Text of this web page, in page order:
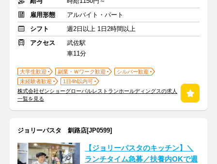
雇用形態
アルバイト・パート
シフト
週2日以上 1日2時間以上
アクセス
武佐駅
車11分
大学生歓迎 副業・Ｗワーク歓迎
シルバー歓迎
未経験者歓迎
1日4h以内可
株式会社ゼンショーグローバルレストランホールディングスの求人
一覧を見る
ジョリーパスタ 釧路店[JP0599]
【ジョリーパスタのキッチン】＼
ランチタイム急募／扶養内OKで週